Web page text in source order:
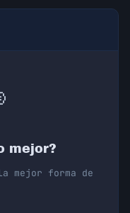
mejor?
mejor forma de